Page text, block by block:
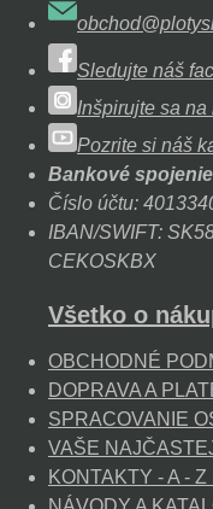
Sledujte náš
Inšpirujte sa na
Pozrite si náš
Bankové spojenie
Číslo účtu:
IBAN/SWIFT:
CEKOSKBX
Všetko o
OBCHODNÉ
DOPRAVA A
SPRACOVANIE
VAŠE
KONTAKTY - A -